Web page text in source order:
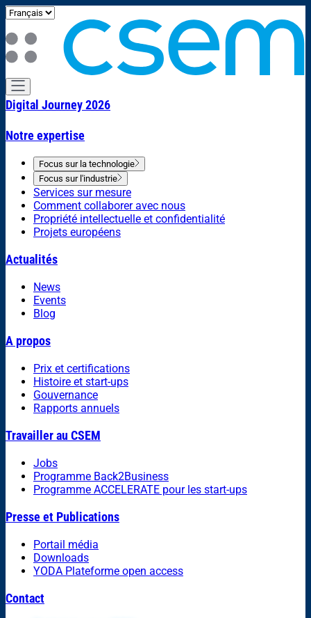
Digital Journey 2026
Notre expertise
Focus sur la technologie
Focus sur l'industrie
Services sur mesure
Comment collaborer avec nous
Propriété intellectuelle et confidentialité
Projets européens
Actualités
News
Events
Blog
A propos
Prix et certifications
Histoire et start-ups
Gouvernance
Rapports annuels
Travailler au CSEM
Jobs
Programme Back2Business
Programme ACCELERATE pour les start-ups
Presse et Publications
Portail média
Downloads
YODA Plateforme open access
Contact